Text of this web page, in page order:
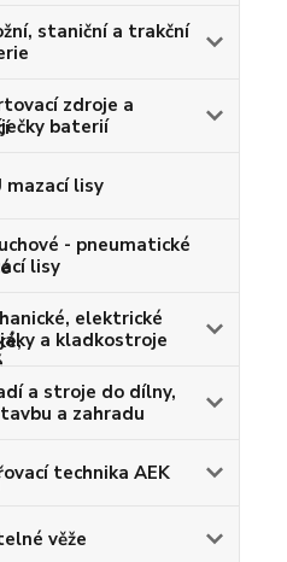
staniční a trakční
zdroje a
baterií
mazací lisy
- pneumatické
lisy
elektrické
a kladkostroje
a stroje do dílny,
a zahradu
technika AEK
věže